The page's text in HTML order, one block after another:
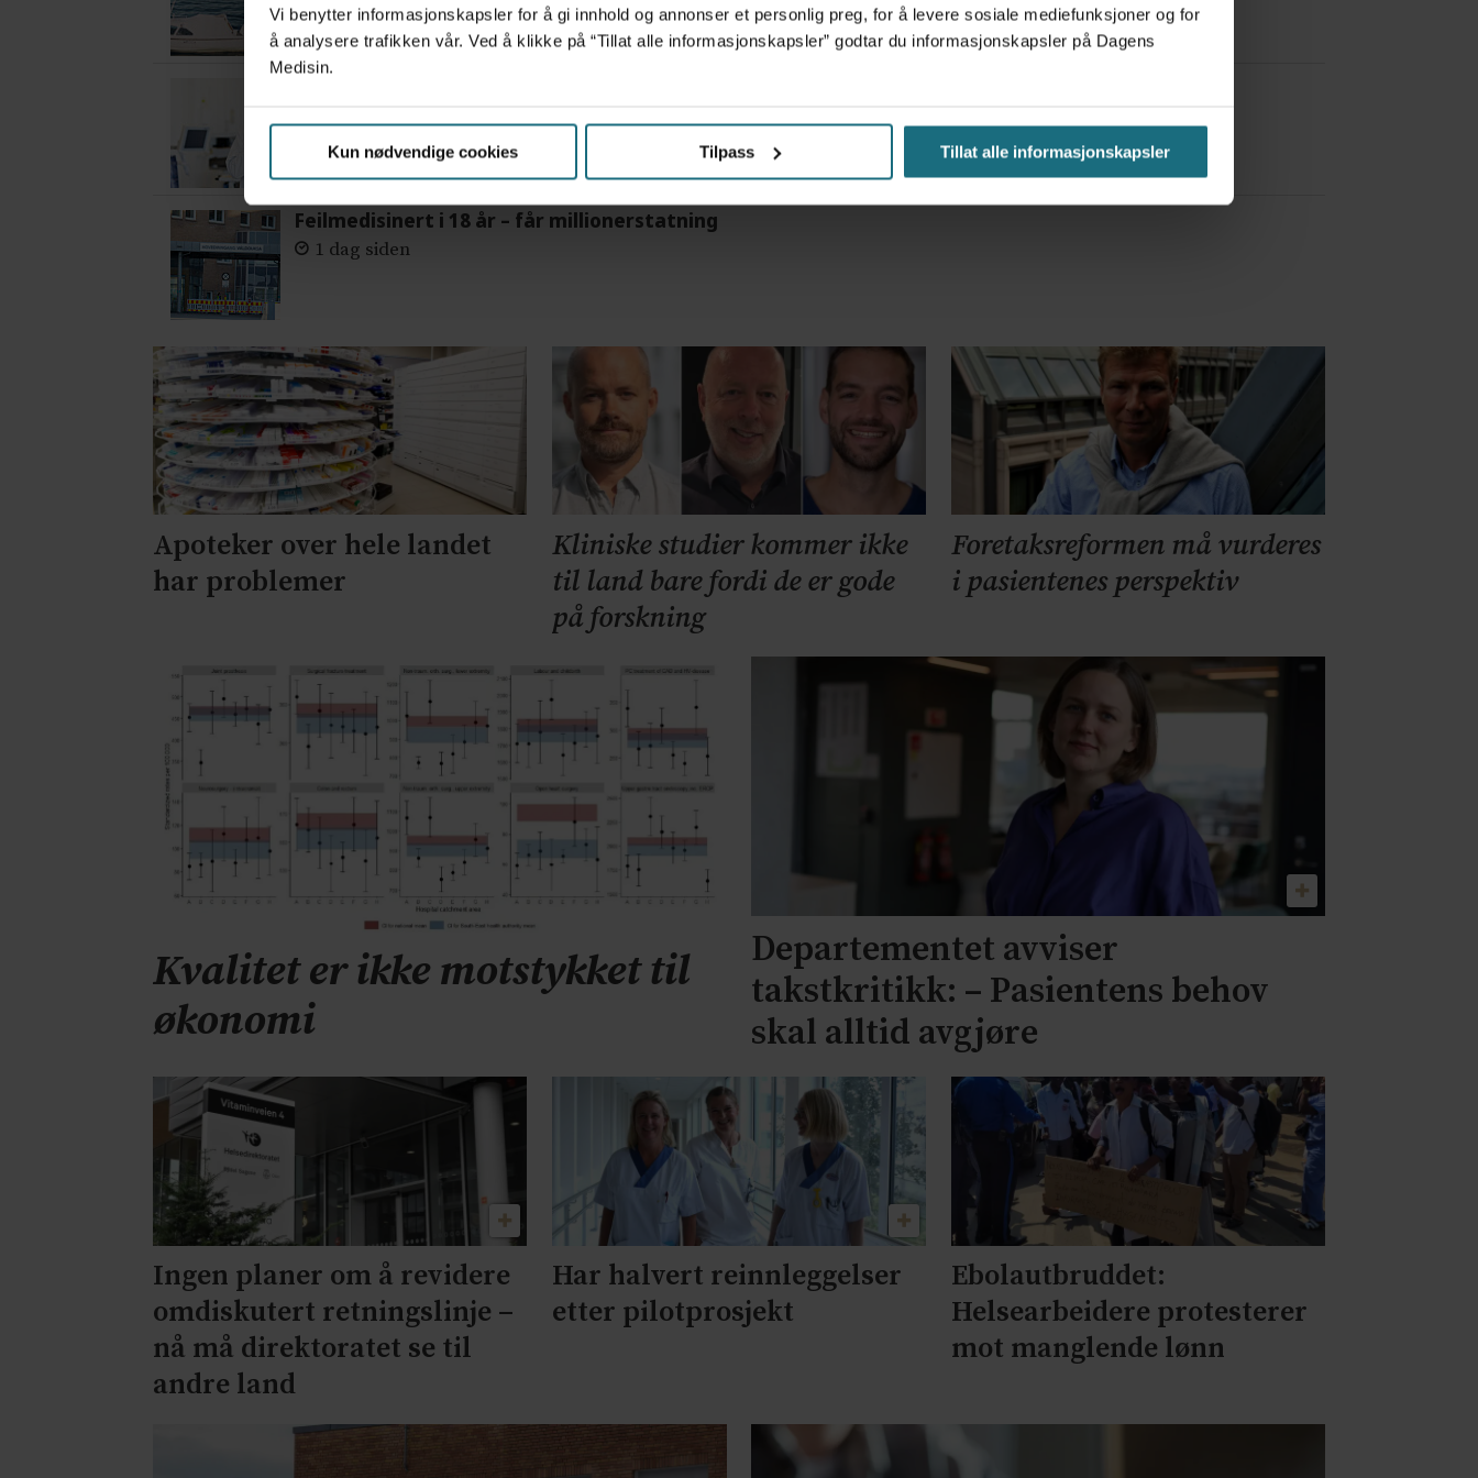
Vi benytter informasjonskapsler for å gi innhold og annonser et personlig preg, for å levere sosiale mediefunksjoner og for
å analysere trafikken vår. Ved å klikke på “Tillat alle informasjonskapsler” godtar du informasjonskapsler på Dagens
Medisin.
Kun nødvendige cookies Tilpass Tillat alle informasjonskapsler
4 dager siden
Feilmedisinert i 18 år – får millionerstatning
1 dag siden
Apoteker over hele landet
har problemer
Kliniske studier kommer ikke
til land bare fordi de er gode
på forskning
Foretaksreformen må vurderes
i pasientenes perspektiv
Kvalitet er ikke motstykket til
økonomi
Departementet avviser
takstkritikk: – Pasientens behov
skal alltid avgjøre
Ingen planer om å revidere
omdiskutert retningslinje –
nå må direktoratet se til
andre land
Har halvert reinnleggelser
etter pilotprosjekt
Ebolautbruddet:
Helsearbeidere protesterer
mot manglende lønn